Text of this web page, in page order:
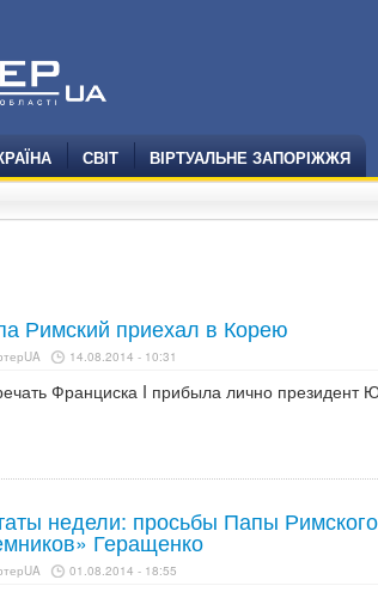
СВІТ ВІРТУАЛЬНЕ ЗАПОРІЖЖЯ
Римский приехал в Корею
14.08.2014 - 10:31
Франциска I прибыла лично президент
недели: просьбы Папы
Геращенко
01.08.2014 - 18:55